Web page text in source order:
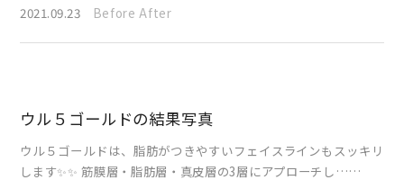
2021.09.23 Before After
ウル５ゴールドの結果写真
ウル５ゴールドは、脂肪がつきやすいフェイスラインもスッキリ
します✨✨ 筋膜層・脂肪層・真皮層の3層にアプローチし……